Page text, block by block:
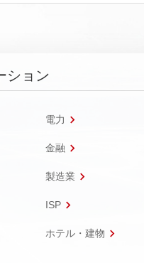
ション
電力
金融
製造業
ISP
ホテル・建物